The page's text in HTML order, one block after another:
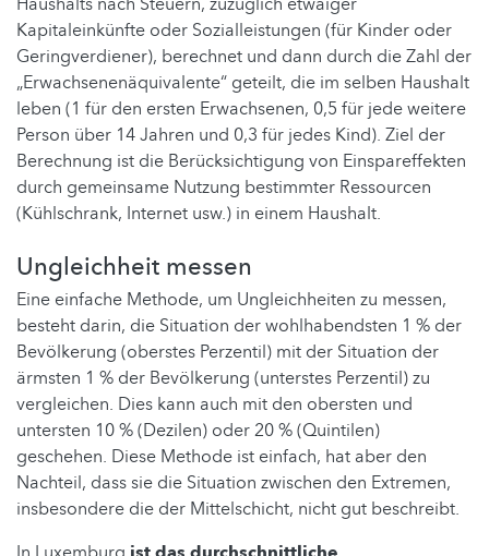
Haushalts nach Steuern, zuzüglich etwaiger
Kapitaleinkünfte oder Sozialleistungen (für Kinder oder
Geringverdiener), berechnet und dann durch die Zahl der
„Erwachsenenäquivalente“ geteilt, die im selben Haushalt
leben (1 für den ersten Erwachsenen, 0,5 für jede weitere
Person über 14 Jahren und 0,3 für jedes Kind). Ziel der
Berechnung ist die Berücksichtigung von Einspareffekten
durch gemeinsame Nutzung bestimmter Ressourcen
(Kühlschrank, Internet usw.) in einem Haushalt.
Ungleichheit messen
Eine einfache Methode, um Ungleichheiten zu messen,
besteht darin, die Situation der wohlhabendsten 1 % der
Bevölkerung (oberstes Perzentil) mit der Situation der
ärmsten 1 % der Bevölkerung (unterstes Perzentil) zu
vergleichen. Dies kann auch mit den obersten und
untersten 10 % (Dezilen) oder 20 % (Quintilen)
geschehen. Diese Methode ist einfach, hat aber den
Nachteil, dass sie die Situation zwischen den Extremen,
insbesondere die der Mittelschicht, nicht gut beschreibt.